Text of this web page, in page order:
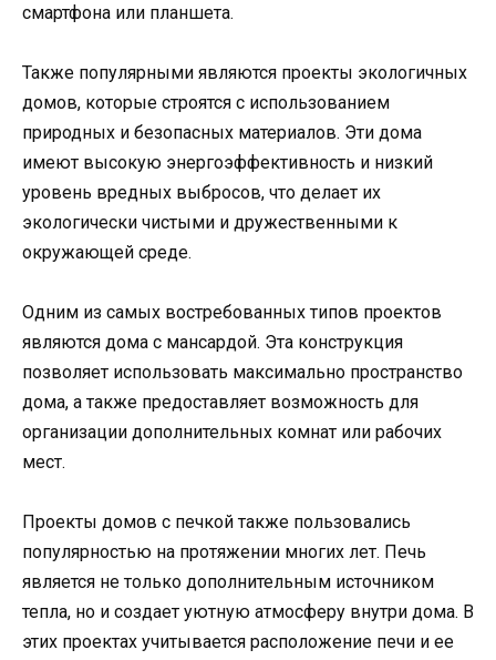
смартфона или планшета.
Также популярными являются проекты экологичных
домов, которые строятся с использованием
природных и безопасных материалов. Эти дома
имеют высокую энергоэффективность и низкий
уровень вредных выбросов, что делает их
экологически чистыми и дружественными к
окружающей среде.
Одним из самых востребованных типов проектов
являются дома с мансардой. Эта конструкция
позволяет использовать максимально пространство
дома, а также предоставляет возможность для
организации дополнительных комнат или рабочих
мест.
Проекты домов с печкой также пользовались
популярностью на протяжении многих лет. Печь
является не только дополнительным источником
тепла, но и создает уютную атмосферу внутри дома. В
этих проектах учитывается расположение печи и ее